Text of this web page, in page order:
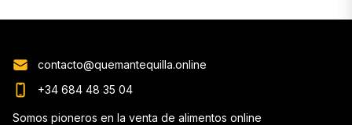
contacto@quemantequilla.online
+34 684 48 35 04
Somos pioneros en la venta de alimentos online